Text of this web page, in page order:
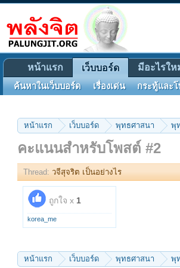
หน้าแรก เว็บบอร์ด พุทธศาสนา พุ
คะแนนสำหรับโพสต์ #2
Thread: วจีสุจริต เป็นอย่างไร
ถูกใจ x 1
korea_me
หน้าแรก เว็บบอร์ด พุทธศาสนา พุ
หน้าแรก เว็บบอร์ด
ค้นหาในเว็บบอร์ด เรื่องเด่น กระทู้และ
มีอะไรให